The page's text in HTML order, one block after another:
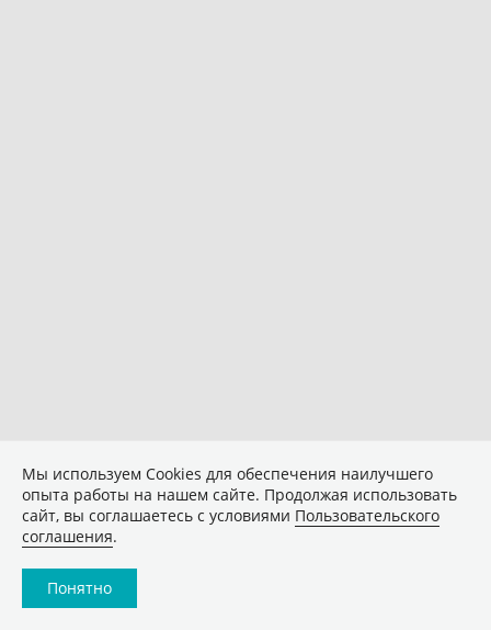
Мы используем Сookies для обеспечения наилучшего
опыта работы на нашем сайте. Продолжая использовать
сайт, вы соглашаетесь с условиями Пользовательского
соглашения.
Понятно